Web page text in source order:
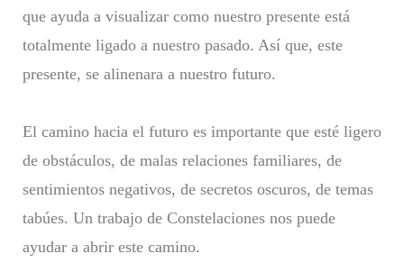
que ayuda a visualizar como nuestro presente está
totalmente ligado a nuestro pasado. Así que, este
presente, se alinenara a nuestro futuro.
El camino hacia el futuro es importante que esté ligero
de obstáculos, de malas relaciones familiares, de
sentimientos negativos, de secretos oscuros, de temas
tabúes. Un trabajo de Constelaciones nos puede
ayudar a abrir este camino.